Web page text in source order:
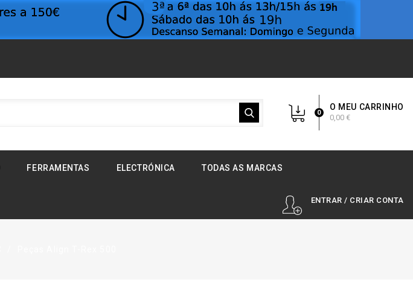
O MEU CARRINHO
0
0,00 €
FERRAMENTAS ELECTRÓNICA TODAS AS MARCAS
ENTRAR / CRIAR CONTA